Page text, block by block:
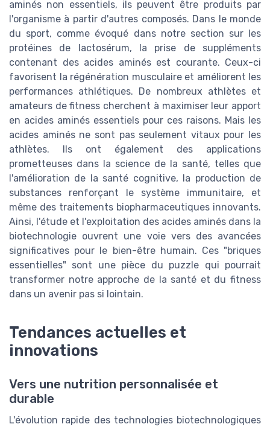
aminés non essentiels, ils peuvent être produits par
l'organisme à partir d'autres composés. Dans le monde
du sport, comme évoqué dans notre section sur les
protéines de lactosérum, la prise de suppléments
contenant des acides aminés est courante. Ceux-ci
favorisent la régénération musculaire et améliorent les
performances athlétiques. De nombreux athlètes et
amateurs de fitness cherchent à maximiser leur apport
en acides aminés essentiels pour ces raisons. Mais les
acides aminés ne sont pas seulement vitaux pour les
athlètes. Ils ont également des applications
prometteuses dans la science de la santé, telles que
l'amélioration de la santé cognitive, la production de
substances renforçant le système immunitaire, et
même des traitements biopharmaceutiques innovants.
Ainsi, l'étude et l'exploitation des acides aminés dans la
biotechnologie ouvrent une voie vers des avancées
significatives pour le bien-être humain. Ces "briques
essentielles" sont une pièce du puzzle qui pourrait
transformer notre approche de la santé et du fitness
dans un avenir pas si lointain.
Tendances actuelles et
innovations
Vers une nutrition personnalisée et
durable
L'évolution rapide des technologies biotechnologiques